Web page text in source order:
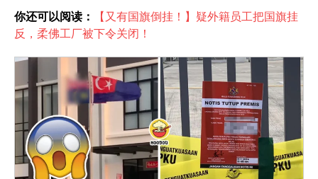
你还可以阅读：
【又有国旗倒挂！】疑外籍员工把国旗挂
反，柔佛工厂被下令关闭！